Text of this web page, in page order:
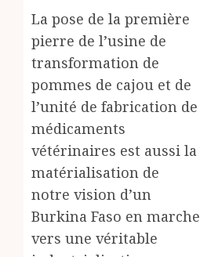
La pose de la première
pierre de l’usine de
transformation de
pommes de cajou et de
l’unité de fabrication de
médicaments
vétérinaires est aussi la
matérialisation de
notre vision d’un
Burkina Faso en marche
vers une véritable